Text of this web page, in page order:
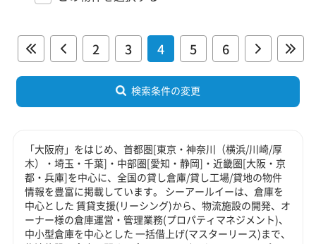
2 3 4 5 6
検索条件の変更
「大阪府」をはじめ、首都圏[東京・神奈川（横浜/川崎/厚
木）・埼玉・千葉]・中部圏[愛知・静岡]・近畿圏[大阪・京
都・兵庫]を中心に、全国の貸し倉庫/貸し工場/貸地の物件
情報を豊富に掲載しています。 シーアールイーは、倉庫を
中心とした 賃貸支援(リーシング)から、物流施設の開発、オ
ーナー様の倉庫運営・管理業務(プロパティマネジメント)、
中小型倉庫を中心とした 一括借上げ(マスターリース)まで、